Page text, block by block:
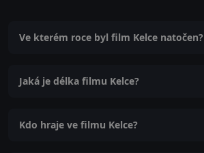
Ve kterém roce byl film Kelce natočen?
Jaká je délka filmu Kelce?
Kdo hraje ve filmu Kelce?